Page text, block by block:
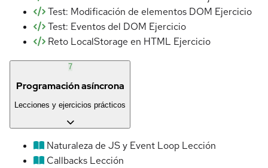
Test: Modificación de elementos DOM Ejercicio
Test: Eventos del DOM Ejercicio
Reto LocalStorage en HTML Ejercicio
7
Programación asíncrona
Lecciones y ejercicios prácticos
Naturaleza de JS y Event Loop Lección
Callbacks Lección